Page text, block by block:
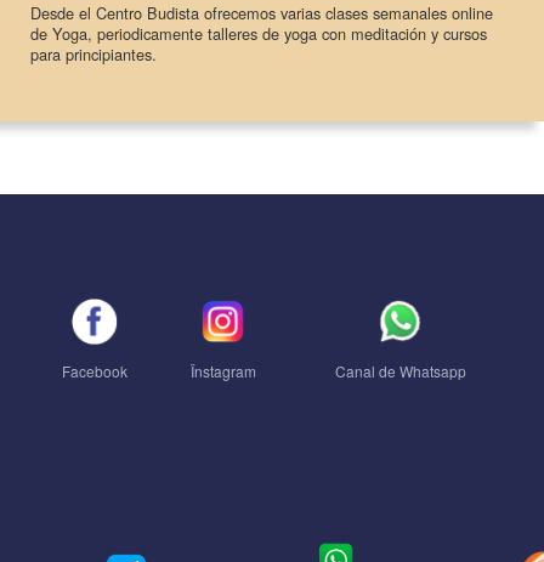
Desde el Centro Budista ofrecemos varias clases semanales online
de Yoga, periodicamente talleres de yoga con meditación y cursos
para principiantes.
Facebook Ïnstagram Canal de Whatsapp